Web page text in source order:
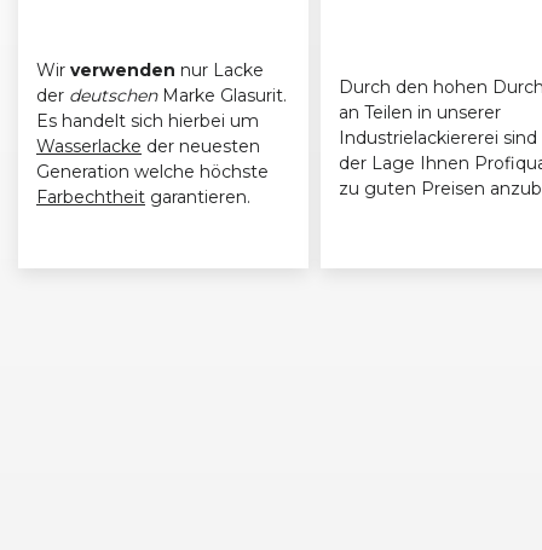
Wir verwenden nur Lacke
der deutschenMarke Glasurit.
Es handelt sich hierbei um
Wasserlacke der neuesten
Generation welche höchste
Farbechtheit garantieren.
Durch den hohen
an Teilen in unserer
Industrielackiererei sind
der Lage Ihnen
zu guten Preisen